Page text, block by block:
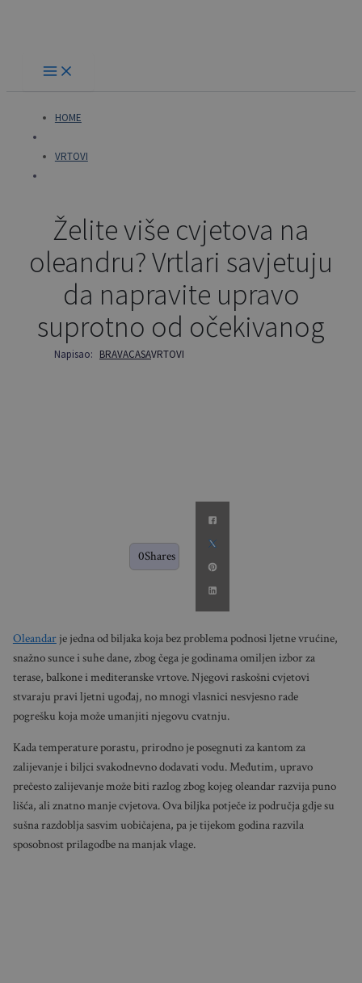
HOME
VRTOVI
Želite više cvjetova na
oleandru? Vrtlari savjetuju
da napravite upravo
suprotno od očekivanog
Napisao: BRAVACASAVRTOVI
0Shares
Oleandarje jedna od biljaka koja bez problema podnosi ljetne vrućine,
snažno sunce i suhe dane, zbog čega je godinama omiljen izbor za
terase, balkone i mediteranske vrtove. Njegovi raskošni cvjetovi
stvaraju pravi ljetni ugođaj, no mnogi vlasnici nesvjesno rade
pogrešku koja može umanjiti njegovu cvatnju.
Kada temperature porastu, prirodno je posegnuti za kantom za
zalijevanje i biljci svakodnevno dodavati vodu. Međutim, upravo
prečesto zalijevanje može biti razlog zbog kojeg oleandar razvija puno
lišća, ali znatno manje cvjetova. Ova biljka potječe iz područja gdje su
sušna razdoblja sasvim uobičajena, pa je tijekom godina razvila
sposobnost prilagodbe na manjak vlage.